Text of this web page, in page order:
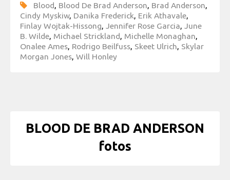
Blood, Blood De Brad Anderson, Brad Anderson,
Cindy Myskiw, Danika Frederick, Erik Athavale,
Finlay Wojtak-Hissong, Jennifer Rose Garcia, June
B. Wilde, Michael Strickland, Michelle Monaghan,
Onalee Ames, Rodrigo Beilfuss, Skeet Ulrich, Skylar
Morgan Jones, Will Honley
BLOOD DE BRAD ANDERSON
fotos